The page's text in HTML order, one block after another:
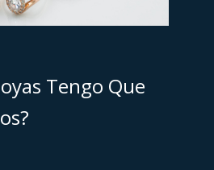
Tengo Que